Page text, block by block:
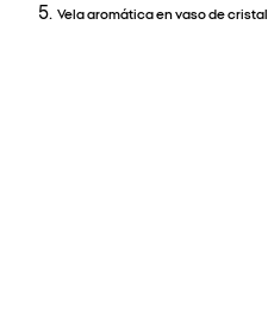
Vela aromática en vaso de cristal